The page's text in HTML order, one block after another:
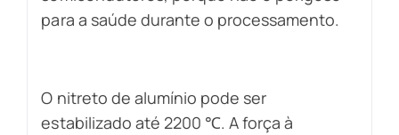
para a saúde durante o processamento.
O nitreto de alumínio pode ser
estabilizado até 2200 ℃. A força à